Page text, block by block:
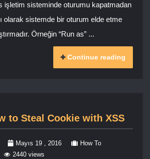
işletim sisteminde oturumu kapatmadan
olarak sistemde bir oturum elde etme
Örneğin “Run as” ...
Continue reading
to Steal Cookie with XSS
Mayıs 19 , 2016
How To
2440 views